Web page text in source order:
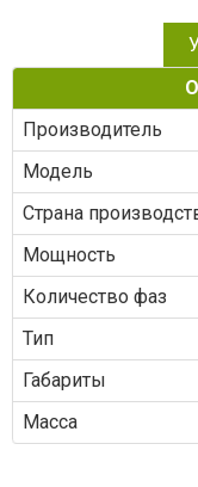
Производитель
Модель
Страна
Мощность
Количество фаз
Тип
Габариты
Масса